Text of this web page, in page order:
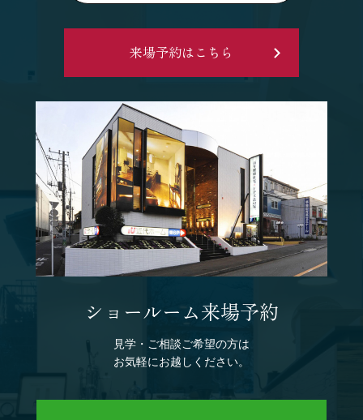
来場予約はこちら
ショールーム来場予約
見学・ご相談ご希望の方は
お気軽にお越しください。